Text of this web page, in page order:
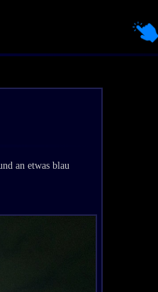
an etwas blau